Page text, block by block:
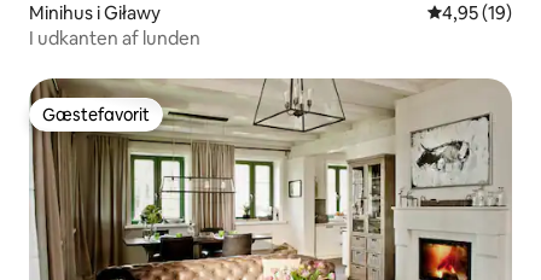
Minihus i Giławy 4,95 ud af 5
4,95 (19)
I udkanten af lunden
Gæstefavorit
Gæstefavorit